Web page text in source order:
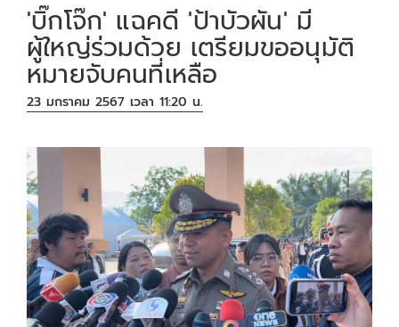
'บิ๊กโจ๊ก' แฉคดี 'ป้าบัวผัน' มี
ผู้ใหญ่ร่วมด้วย เตรียมขออนุมัติ
หมายจับคนที่เหลือ
23 มกราคม 2567 เวลา 11:20 น.